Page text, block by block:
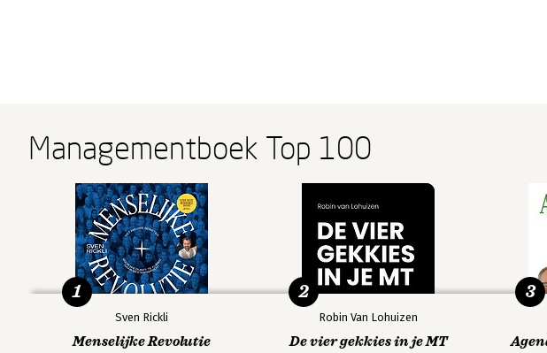
Managementboek Top 100
Sven Rickli
Menselijke Revolutie
1
Robin Van Lohuizen
De vier gekkies in je MT
2 3